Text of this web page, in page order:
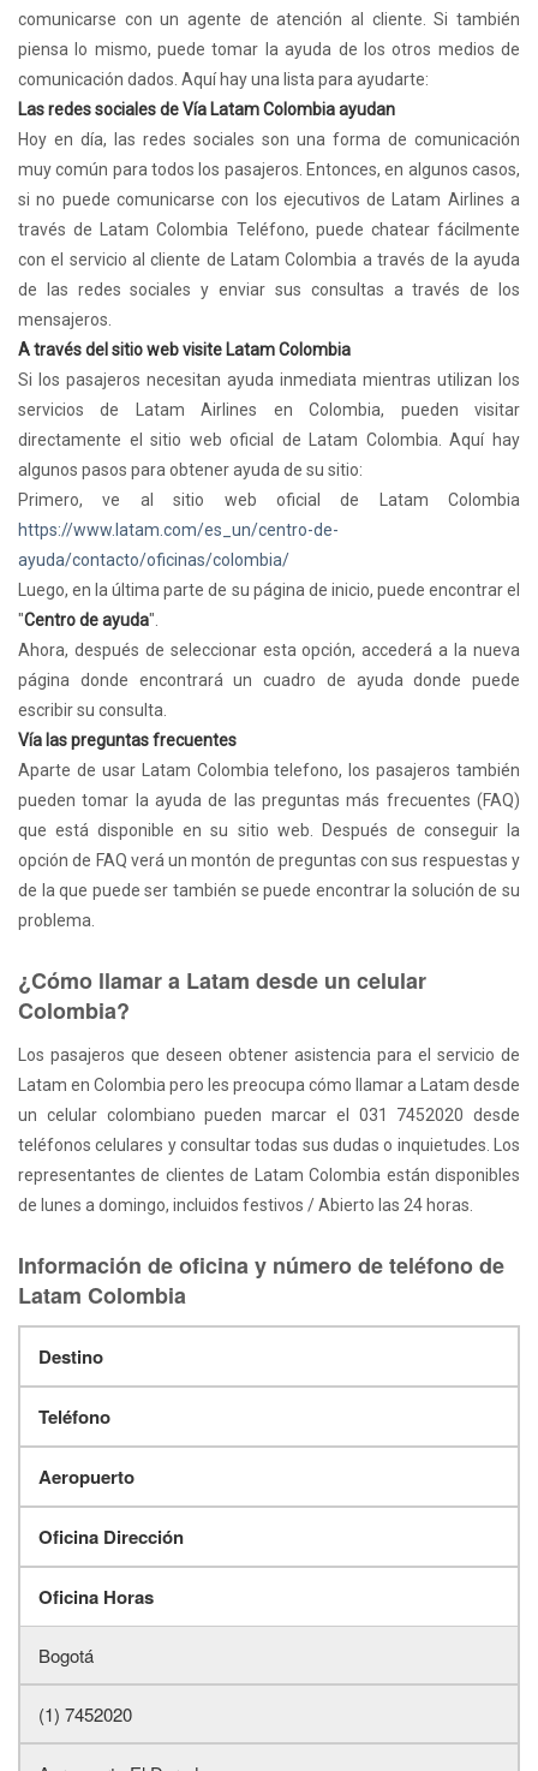
comunicarse con un agente de atención al cliente. Si también
piensa lo mismo, puede tomar la ayuda de los otros medios de
comunicación dados. Aquí hay una lista para ayudarte:
Las redes sociales de Vía Latam Colombia ayudan
Hoy en día, las redes sociales son una forma de comunicación
muy común para todos los pasajeros. Entonces, en algunos casos,
si no puede comunicarse con los ejecutivos de Latam Airlines a
través de Latam Colombia Teléfono, puede chatear fácilmente
con el servicio al cliente de Latam Colombia a través de la ayuda
de las redes sociales y enviar sus consultas a través de los
mensajeros.
A través del sitio web visite Latam Colombia
Si los pasajeros necesitan ayuda inmediata mientras utilizan los
servicios de Latam Airlines en Colombia, pueden visitar
directamente el sitio web oficial de Latam Colombia. Aquí hay
algunos pasos para obtener ayuda de su sitio:
Primero, ve al sitio web oficial de Latam Colombia
https://www.latam.com/es_un/centro-de-
ayuda/contacto/oficinas/colombia/
Luego, en la última parte de su página de inicio, puede encontrar el
"Centro de ayuda".
Ahora, después de seleccionar esta opción, accederá a la nueva
página donde encontrará un cuadro de ayuda donde puede
escribir su consulta.
Vía las preguntas frecuentes
Aparte de usar Latam Colombia telefono, los pasajeros también
pueden tomar la ayuda de las preguntas más frecuentes (FAQ)
que está disponible en su sitio web. Después de conseguir la
opción de FAQ verá un montón de preguntas con sus respuestas y
de la que puede ser también se puede encontrar la solución de su
problema.
¿Cómo llamar a Latam desde un celular
Colombia?
Los pasajeros que deseen obtener asistencia para el servicio de
Latam en Colombia pero les preocupa cómo llamar a Latam desde
un celular colombiano pueden marcar el 031 7452020 desde
teléfonos celulares y consultar todas sus dudas o inquietudes. Los
representantes de clientes de Latam Colombia están disponibles
de lunes a domingo, incluidos festivos / Abierto las 24 horas.
Información de oficina y número de teléfono de
Latam Colombia
Destino
Teléfono
Aeropuerto
Oficina Dirección
Oficina Horas
Bogotá
(1) 7452020